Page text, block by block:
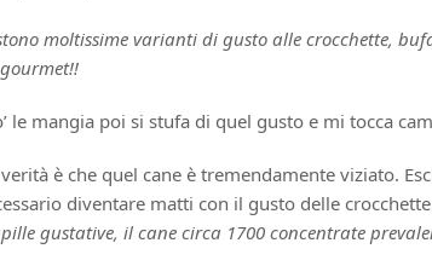
moltissime varianti di gusto alle crocchette,
le mangia poi si stufa di quel gusto e mi tocca
è che quel cane è tremendamente viziato.
diventare matti con il gusto delle
gustative, il cane circa 1700 concentrate